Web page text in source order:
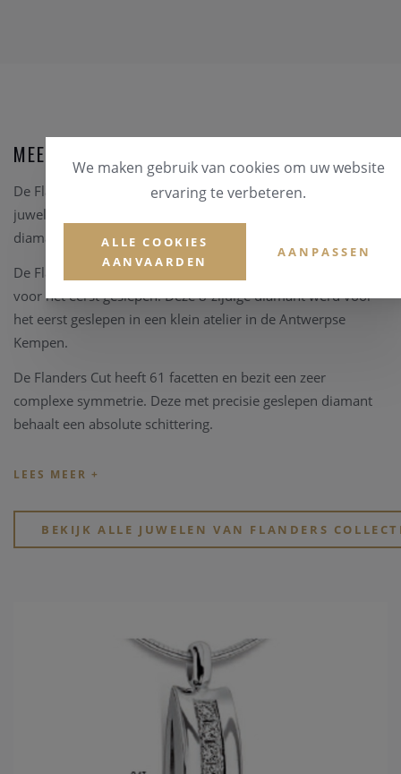
MEER OVER FLANDERS COLLECTION
De Flanders collection is een Belgische handgemaakte
juwelencollectie en maakt gebruik van een bijzondere
diamant.
De Flanders Cut werd in 1983 ontworpen, maar pas in 1987
voor het eerst geslepen. Deze 8-zijdige diamant werd voor
het eerst geslepen in een klein atelier in de Antwerpse
Kempen.
De Flanders Cut heeft 61 facetten en bezit een zeer
complexe symmetrie. Deze met precisie geslepen diamant
behaalt een absolute schittering.
gecreëerd rond deze befaamde "Flanders Cut". Het
een hanger naar koningin Mathilde genoemd.
BEKIJK ALLE JUWELEN VAN FLANDERS
We maken gebruik van cookies om uw website
ervaring te verbeteren.
ALLE COOKIES
AANVAARDEN
AANPASSEN